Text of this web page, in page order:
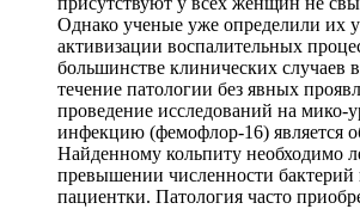
Однако ученые уже определили их
активизации воспалительных
большинстве клинических случаев
течение патологии без явных
проведение исследований на мико-
инфекцию (фемофлор-16) является
Найденному кольпиту необходимо
превышении численности
пациентки. Патология часто